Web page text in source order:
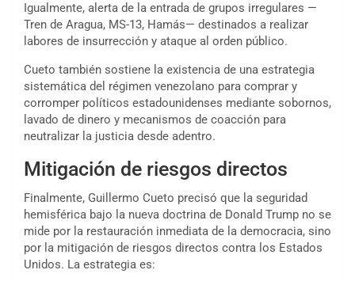
Igualmente, alerta de la entrada de grupos irregulares —
Tren de Aragua, MS-13, Hamás— destinados a realizar
labores de insurrección y ataque al orden público.
Cueto también sostiene la existencia de una estrategia
sistemática del régimen venezolano para comprar y
corromper políticos estadounidenses mediante sobornos,
lavado de dinero y mecanismos de coacción para
neutralizar la justicia desde adentro.
Mitigación de riesgos directos
Finalmente, Guillermo Cueto precisó que la seguridad
hemisférica bajo la nueva doctrina de Donald Trump no se
mide por la restauración inmediata de la democracia, sino
por la mitigación de riesgos directos contra los Estados
Unidos. La estrategia es: